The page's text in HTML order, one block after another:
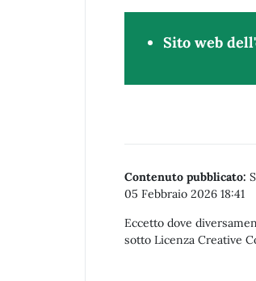
Sito web
Contenuto pubblicato:
05 Febbraio 2026 18:41
Eccetto dove
sotto Licenza Creative